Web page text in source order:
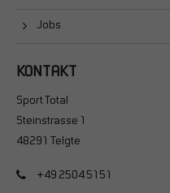
Jobs
KONTAKT
Sport Total
Steinstrasse 1
48291 Telgte
+49 2504 5151